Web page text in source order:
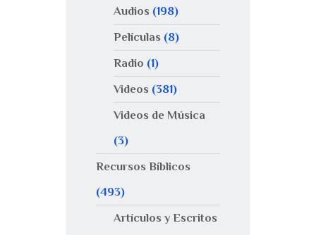
Audios (198)
Películas (8)
Radio (1)
Videos (381)
Videos de Música
(3)
Recursos Bíblicos
(493)
Artículos y Escritos